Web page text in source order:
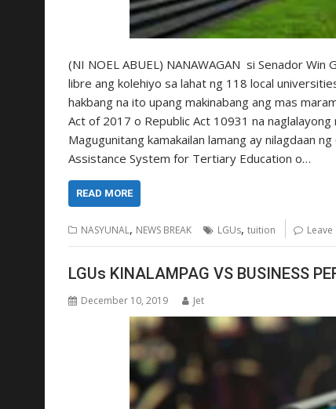
(NI NOEL ABUEL) NANAWAGAN si Senador
libre ang kolehiyo sa lahat ng 118 local
hakbang na ito upang makinabang ang mas
Act of 2017 o Republic Act 10931 na
Magugunitang kamakailan lamang ay nilagdaan
Assistance System for Tertiary Education o…
READ MORE
NASYUNAL, NEWS BREAK LGUs, tuition
LGUs KINALAMPAG VS BUSINESS
December 10, 2019 Jet